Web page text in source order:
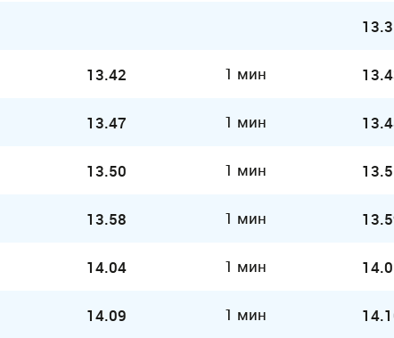
13.42 1 мин
13.47 1 мин
13.50 1 мин
13.58 1 мин
14.04 1 мин
14.09 1 мин